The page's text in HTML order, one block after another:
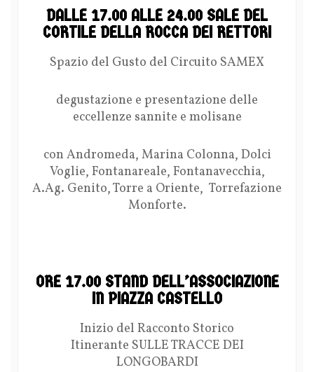
DALLE 17.00 ALLE 24.00 SALE DEL
CORTILE DELLA ROCCA DEI RETTORI
Spazio del Gusto del Circuito SAMEX
degustazione e presentazione delle
eccellenze sannite e molisane
con Andromeda, Marina Colonna, Dolci
Voglie, Fontanareale, Fontanavecchia,
A.Ag. Genito, Torre a Oriente, Torrefazione
Monforte.
ORE 17.00 STAND DELL’ASSOCIAZIONE
IN PIAZZA CASTELLO
Inizio del Racconto Storico
Itinerante SULLE TRACCE DEI
LONGOBARDI